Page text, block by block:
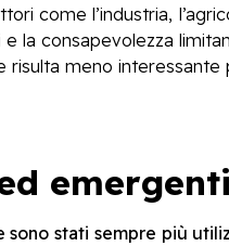
come l’industria,
la consapevolezza
risulta meno
stati sempre più